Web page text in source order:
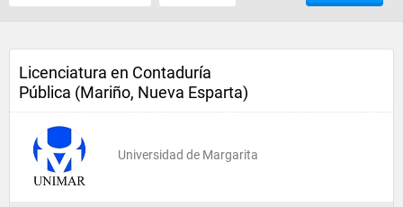
Licenciatura en Contaduría
Pública (Mariño, Nueva Esparta)
Universidad de Margarita